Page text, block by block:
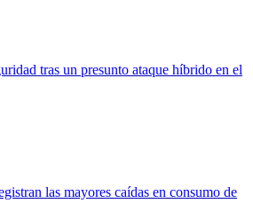
tras un presunto ataque híbrido en el
las mayores caídas en consumo de